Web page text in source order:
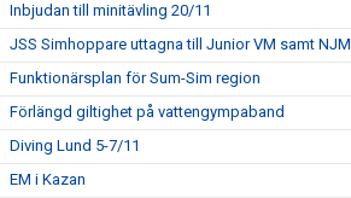
Inbjudan till minitävling 20/11
JSS Simhoppare uttagna till Junior VM samt NJM
Funktionärsplan för Sum-Sim region
Förlängd giltighet på vattengympaband
Diving Lund 5-7/11
EM i Kazan